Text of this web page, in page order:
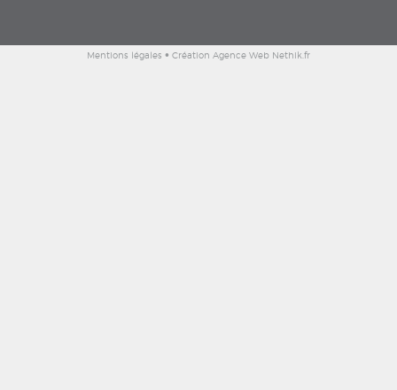
Mentions légales • Création Agence Web Nethik.fr